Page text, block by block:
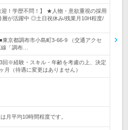
迎！学歴不問！】 ★人物・意欲重視の採用
が活躍中 ◎土日祝休み/残業月10H程度/
京都調布市小島町3-66-9 （交通アクセ
「調布…
回※経験・スキル・年齢を考慮の上、決定
月（待遇に変更はありません）
月平均10時間程度です。